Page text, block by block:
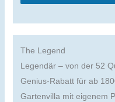
The Legend
Legendär – von der 52
Genius-Rabatt für ab
Gartenvilla mit eigenem